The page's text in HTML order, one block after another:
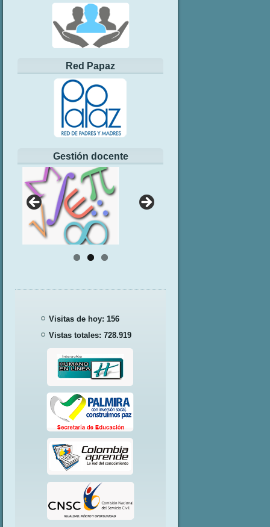
Red Papaz
Gestión docente
Visitas de hoy: 156
Vistas totales:728.919